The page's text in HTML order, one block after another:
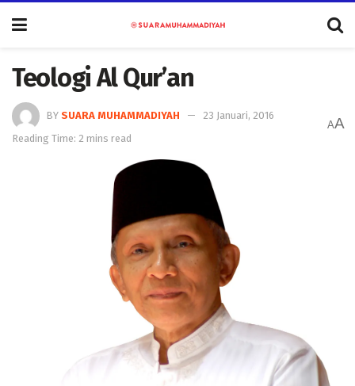
Teologi Al Qur’an
BY SUARA MUHAMMADIYAH
23 Januari, 2016
Reading Time: 2 mins read
AA